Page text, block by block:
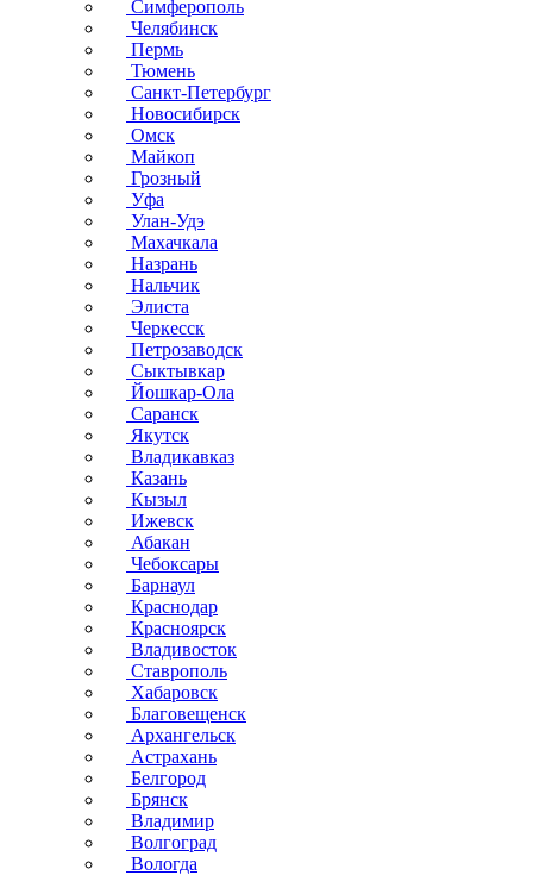
Симферополь
Челябинск
Пермь
Тюмень
Санкт-Петербург
Новосибирск
Омск
Майкоп
Грозный
Уфа
Улан-Удэ
Махачкала
Назрань
Нальчик
Элиста
Черкесск
Петрозаводск
Сыктывкар
Йошкар-Ола
Саранск
Якутск
Владикавказ
Казань
Кызыл
Ижевск
Абакан
Чебоксары
Барнаул
Краснодар
Красноярск
Владивосток
Ставрополь
Хабаровск
Благовещенск
Архангельск
Астрахань
Белгород
Брянск
Владимир
Волгоград
Вологда